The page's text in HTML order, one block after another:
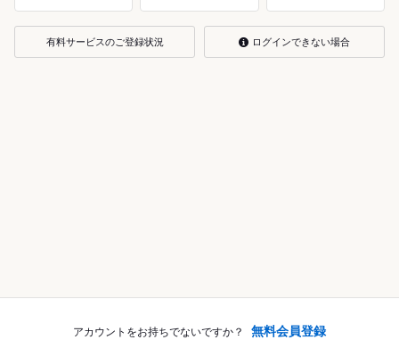
有料サービスのご登録状況 ログインできない場合
アカウントをお持ちでないですか？ 無料会員登録